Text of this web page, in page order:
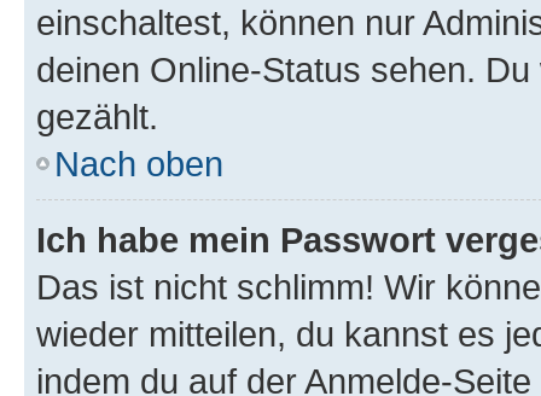
einschaltest, können nur
deinen Online-Status sehen.
gezählt.
Nach oben
Ich habe mein Passwort
Das ist nicht schlimm! Wir
wieder mitteilen, du kannst es
indem du auf der Anmelde-